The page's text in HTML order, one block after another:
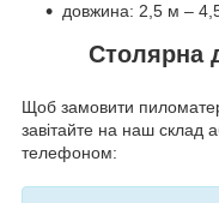
довжина: 2,5 м –
Столярна
Щоб замовити
завітайте на наш склад
телефоном: